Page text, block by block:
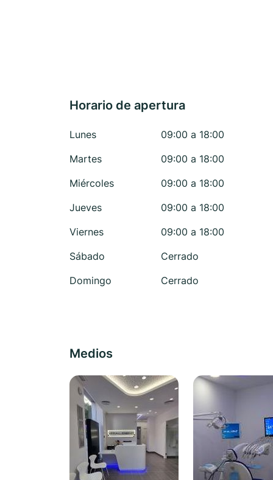
Horario de apertura
Lunes
09:00 a 18:00
Martes
09:00 a 18:00
Miércoles
09:00 a 18:00
Jueves
09:00 a 18:00
Viernes
09:00 a 18:00
Sábado
Cerrado
Domingo
Cerrado
Medios